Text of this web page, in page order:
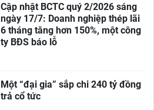
Cập nhật BCTC quý 2/2026 sáng
ngày 17/7: Doanh nghiệp thép lãi
6 tháng tăng hơn 150%, một công
ty BĐS báo lỗ
Một “đại gia” sắp chi 240 tỷ đồng
trả cổ tức